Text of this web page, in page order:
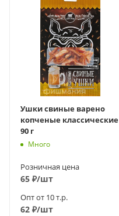
Ушки свиные варено
копченые классические
90 г
Много
Розничная цена
65 ₽/шт
Опт от 10 т.р.
62 ₽/шт